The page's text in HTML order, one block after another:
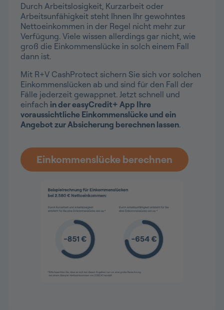
Durch Arbeitslosigkeit, Kurzarbeit oder
Arbeitsunfähigkeit steht Ihnen Ihr gewohntes
Nettoeinkommen in der Regel nicht mehr zur
Verfügung. Viele wissen allerdings gar nicht, wie
groß die Einkommenslücke in solch einem Fall
dann ist.
Mit R+V CashProtect sichern Sie sich vor solchen
Einkommenslücken ab und sind für den Fall der
Fälle jederzeit gewappnet. Jetzt schnell und
einfach in der easyCredit+ App Ihre
voraussichtliche Einkommenslücke und ein
Angebot zur Absicherung berechnen lassen.
Einkommenslücke berechnen
Das Bild zeigt eine Beispielrechnung für